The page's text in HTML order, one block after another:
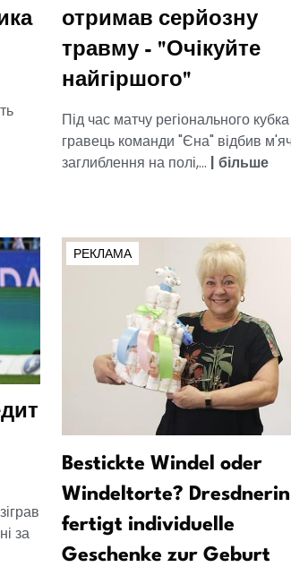
отримав серйозну
травму - "Очікуйте
найгіршого"
Під час матчу регіонального кубка
гравець команди "Єна" відбив
заглиблення на полі,... | більше
за
РЕКЛАМА
Bestickte Windel oder
Windeltorte? Dresdnerin
fertigt individuelle
Geschenke zur Geburt